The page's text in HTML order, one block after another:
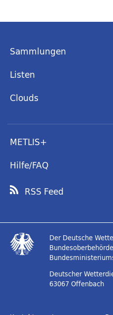
Sammlungen
Listen
Clouds
METLIS+
Hilfe/FAQ
RSS Feed
Der Deutsche
Deutscher
63067 Offenbach